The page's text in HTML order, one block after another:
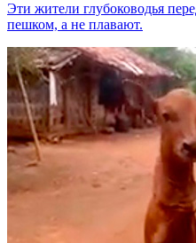
Эти жители глубоководья
пешком, а не плавают.